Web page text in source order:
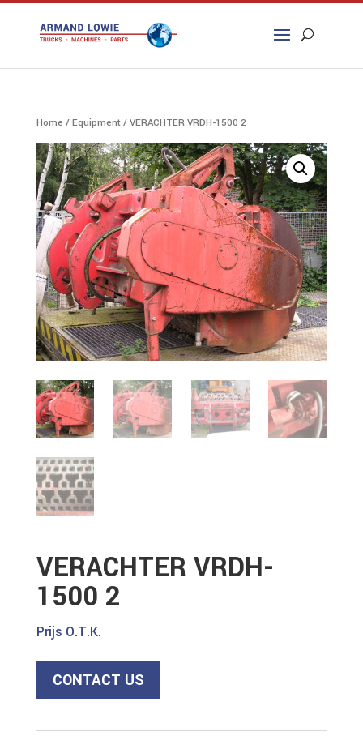
Zoeken
naar:
Home /Equipment/ VERACHTER VRDH-1500 2
VERACHTER VRDH-
1500 2
Prijs O.T.K.
CONTACT US